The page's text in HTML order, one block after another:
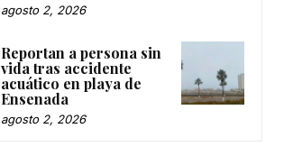
agosto 2, 2026
Reportan a persona sin
vida tras accidente
acuático en playa de
Ensenada
agosto 2, 2026